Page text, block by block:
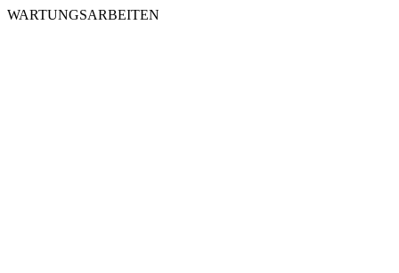
WARTUNGSARBEITEN